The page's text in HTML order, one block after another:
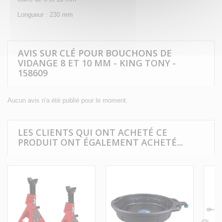
Longueur : 230 mm
AVIS SUR CLÉ POUR BOUCHONS DE
VIDANGE 8 ET 10 MM - KING TONY -
158609
Aucun avis n'a été publié pour le moment.
LES CLIENTS QUI ONT ACHETÉ CE
PRODUIT ONT ÉGALEMENT ACHETÉ...